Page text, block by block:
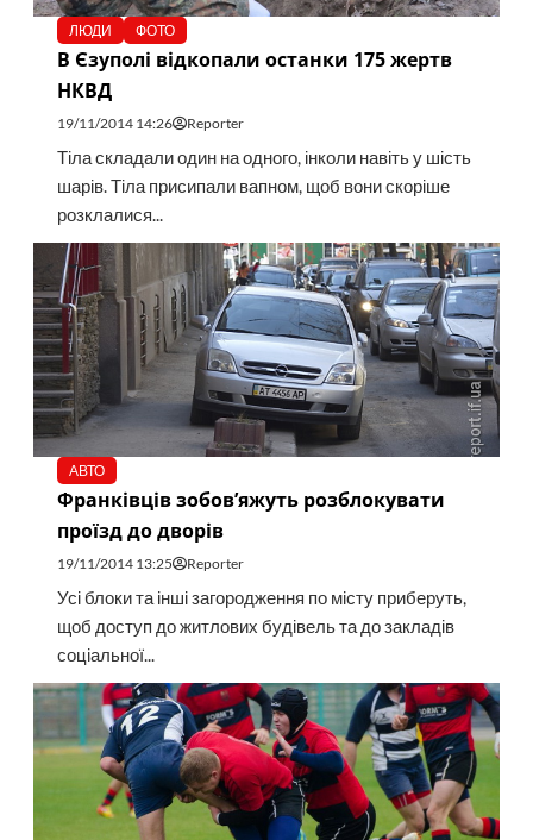
ЛЮДИ ФОТО
В Єзуполі відкопали останки 175 жертв
НКВД
19/11/2014 14:26 Reporter
Тіла складали один на одного, інколи навіть у шість
шарів. Тіла присипали вапном, щоб вони скоріше
розклалися...
АВТО
Франківців зобов’яжуть розблокувати
проїзд до дворів
19/11/2014 13:25 Reporter
Усі блоки та інші загородження по місту приберуть,
щоб доступ до житлових будівель та до закладів
соціальної...